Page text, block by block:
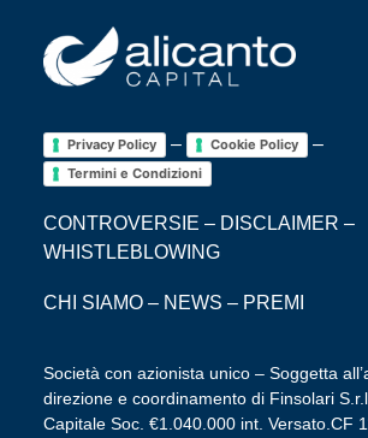
Privacy Policy – Cookie Policy –
Termini e Condizioni
CONTROVERSIE – DISCLAIMER –
WHISTLEBLOWING
CHI SIAMO – NEWS – PREMI
Società con azionista unico – Soggetta
direzione e coordinamento di Finsolari S.r.l.
Capitale Soc. €1.040.000 int. Versato.CF